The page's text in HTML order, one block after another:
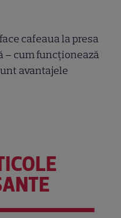
cafeaua la presa
– cum funcționează
avantajele